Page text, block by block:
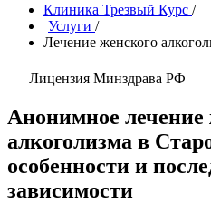
Клиника Трезвый Курс /
Услуги /
Лечение женского
Лицензия Минздрава РФ
Анонимное лечение
алкоголизма в
особенности и
зависимости